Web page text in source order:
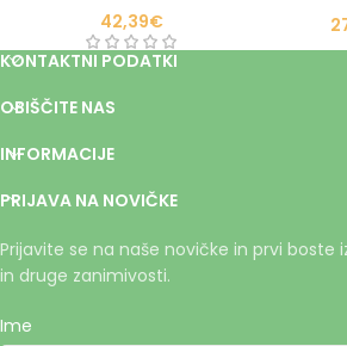
42,39€
KONTAKTNI PODATKI
OBIŠČITE NAS
INFORMACIJE
PRIJAVA NA NOVIČKE
Prijavite se na naše novičke in prvi boste
in druge zanimivosti.
Ime